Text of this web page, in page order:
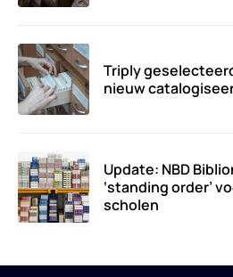
Triply
nieuw
Update: NBD
‘standing order’
scholen